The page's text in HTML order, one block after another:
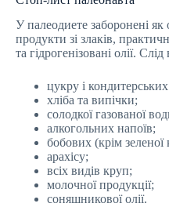
У палеодиете заборонені як
продукти зі злаків,
та гідрогенізовані олії.
цукру і
хліба та випічки;
солодкої газованої
алкогольних напоїв;
бобових (крім зеленої
арахісу;
всіх видів круп;
молочної продукції;
соняшникової олії.